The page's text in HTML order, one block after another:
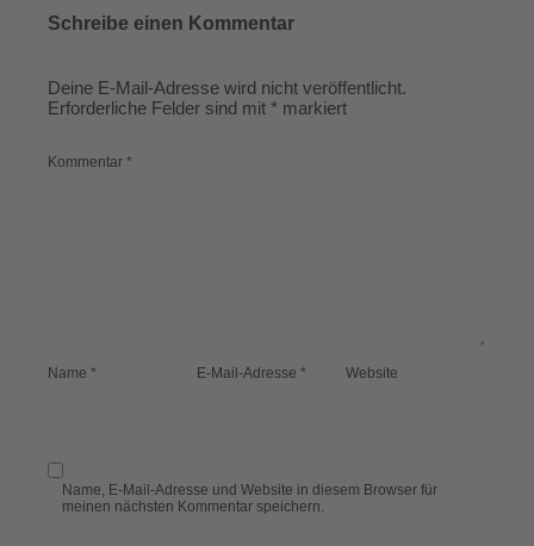
Schreibe einen Kommentar
Deine E-Mail-Adresse wird nicht veröffentlicht.
Erforderliche Felder sind mit * markiert
Kommentar *
Name * E-Mail-Adresse* Website
Name, E-Mail-Adresse und Website in diesem Browser für
meinen nächsten Kommentar speichern.